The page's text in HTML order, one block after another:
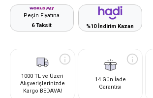
Peşin Fiyatına
6 Taksit
%10 İndirim Kazan
1000 TL ve Üzeri
Alışverişlerinizde
Kargo BEDAVA!
14 Gün İade
Garantisi